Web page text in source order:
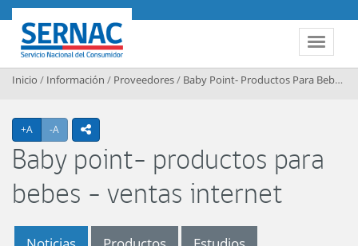
Contenido principal
Toggle
SERNAC
Inicio / Información / Proveedores/ Baby Point- Productos Para Bebes - Ventas Internet
+A Agrandar texto
-A Achicar textoicono compartir
Baby point- productos para
bebes - ventas internet